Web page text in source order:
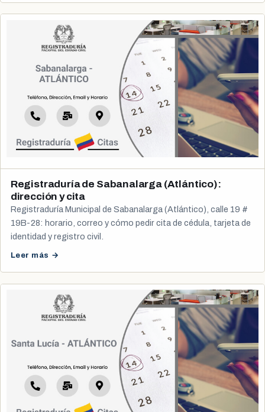
Registraduría de Sabanalarga (Atlántico):
dirección y cita
Registraduría Municipal de Sabanalarga (Atlántico), calle 19 #
19B-28: horario, correo y cómo pedir cita de cédula, tarjeta de
identidad y registro civil.
Leer más →